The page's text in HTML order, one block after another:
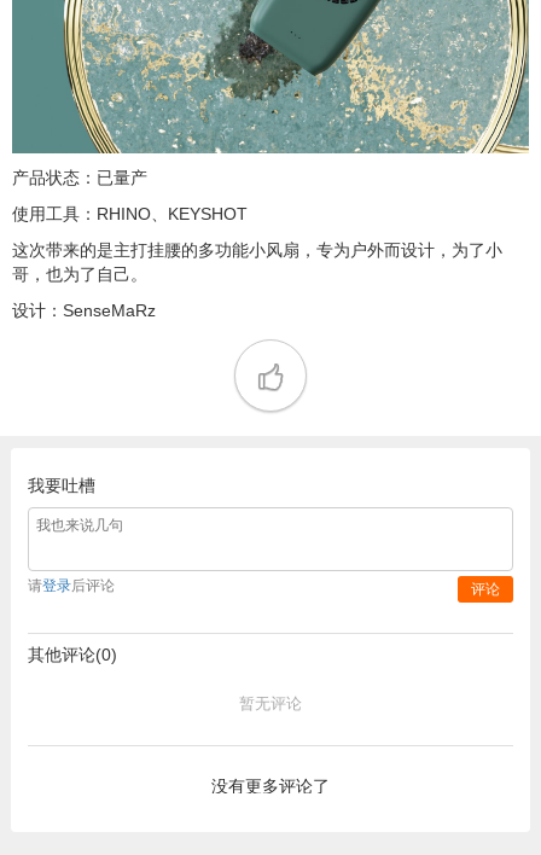
产品状态：已量产
使用工具：RHINO、KEYSHOT
这次带来的是主打挂腰的多功能小风扇，专为户外而设计，为了小
哥，也为了自己。
设计：SenseMaRz
我要吐槽
请登录后评论 评论
其他评论(0)
暂无评论
没有更多评论了